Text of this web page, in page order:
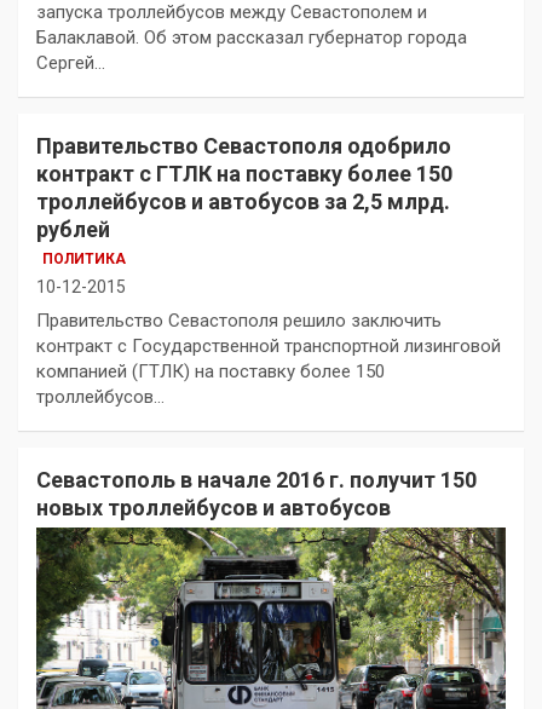
запуска троллейбусов между Севастополем и
Балаклавой. Об этом рассказал губернатор города
Сергей…
Правительство Севастополя одобрило
контракт с ГТЛК на поставку более 150
троллейбусов и автобусов за 2,5 млрд.
рублей
ПОЛИТИКА
10-12-2015
Правительство Севастополя решило заключить
контракт с Государственной транспортной лизинговой
компанией (ГТЛК) на поставку более 150
троллейбусов…
Севастополь в начале 2016 г. получит 150
новых троллейбусов и автобусов